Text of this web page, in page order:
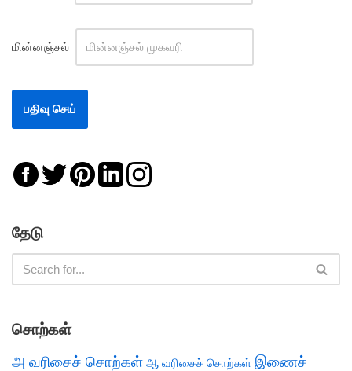
மின்னஞ்சல்
தேடு
சொற்கள்
அ வரிசைச் சொற்கள் ஆ வரிசைச் சொற்கள் இணைச்